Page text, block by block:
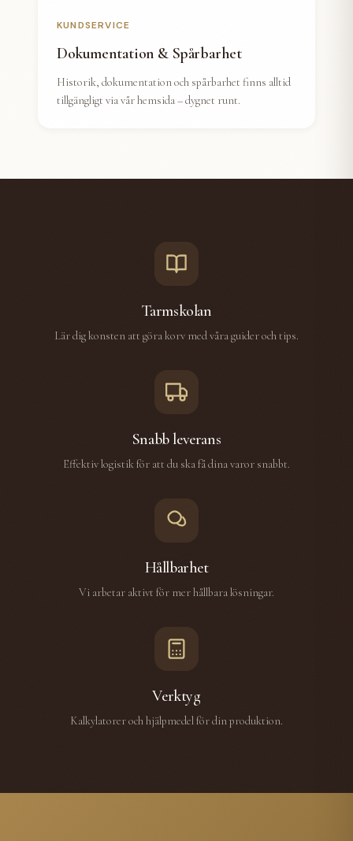
KUNDSERVICE
Dokumentation & Spårbarhet
Historik, dokumentation och spårbarhet finns alltid
tillgängligt via vår hemsida – dygnet runt.
Tarmskolan
Lär dig konsten att göra korv med våra guider och tips.
Snabb leverans
Effektiv logistik för att du ska få dina varor snabbt.
Hållbarhet
Vi arbetar aktivt för mer hållbara lösningar.
Verktyg
Kalkylatorer och hjälpmedel för din produktion.